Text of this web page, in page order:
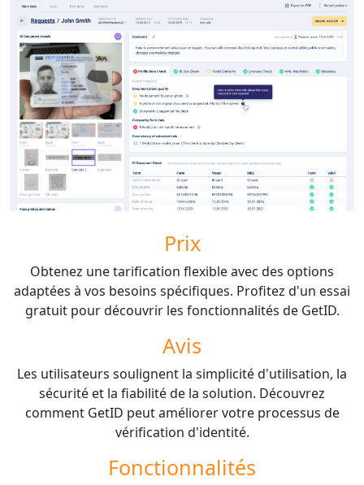
Prix
Obtenez une tarification flexible avec des options
adaptées à vos besoins spécifiques. Profitez d'un essai
gratuit pour découvrir les fonctionnalités de GetID.
Avis
Les utilisateurs soulignent la simplicité d'utilisation, la
sécurité et la fiabilité de la solution. Découvrez
comment GetID peut améliorer votre processus de
vérification d'identité.
Fonctionnalités